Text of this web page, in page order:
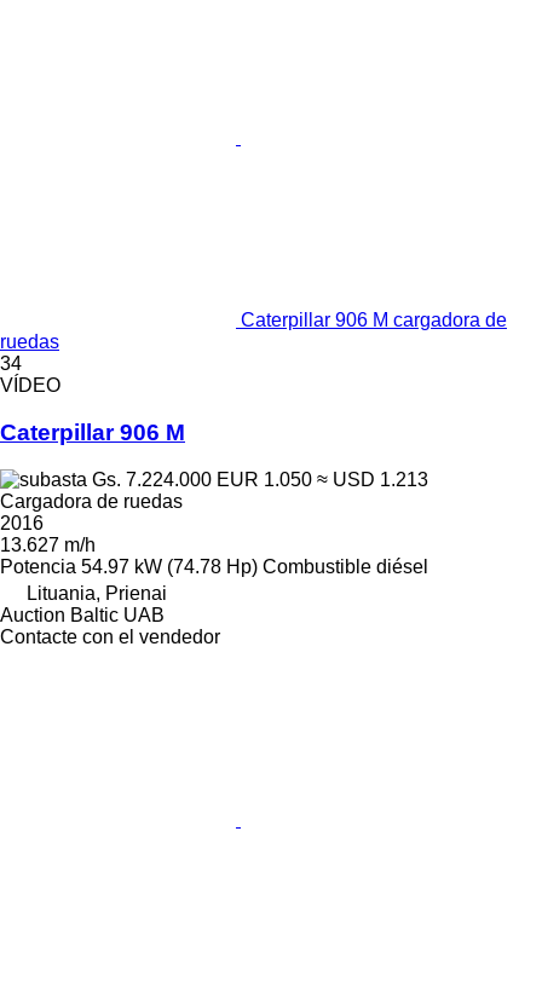
Caterpillar 906 M cargadora de
ruedas
34
VÍDEO
Caterpillar 906 M
Gs. 7.224.000 EUR 1.050 ≈ USD 1.213
Cargadora de ruedas
2016
13.627 m/h
Potencia 54.97 kW (74.78 Hp) Combustible diésel
Lituania, Prienai
Auction Baltic UAB
Contacte con el vendedor